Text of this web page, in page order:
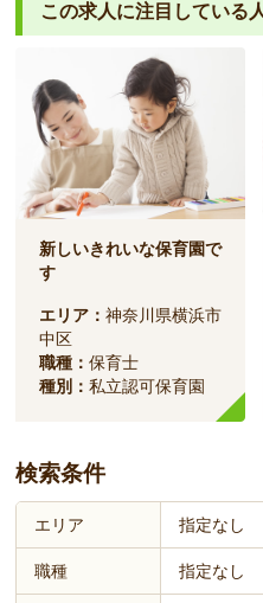
この求人に注目している
新しいきれいな保育園で
す
エリア：神奈川県横浜市
中区
職種：保育士
種別：私立認可保育園
検索条件
エリア 指定なし
職種 指定なし